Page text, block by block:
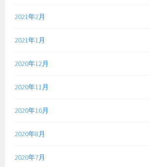
2021年2月
2021年1月
2020年12月
2020年11月
2020年10月
2020年8月
2020年7月